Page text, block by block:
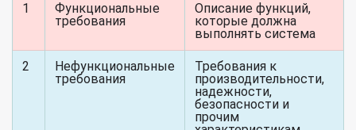
1
Функциональные
требования
Описание функций,
которые должна
выполнять система
2
Нефункциональные
требования
Требования к
производительности,
надежности,
безопасности и
прочим